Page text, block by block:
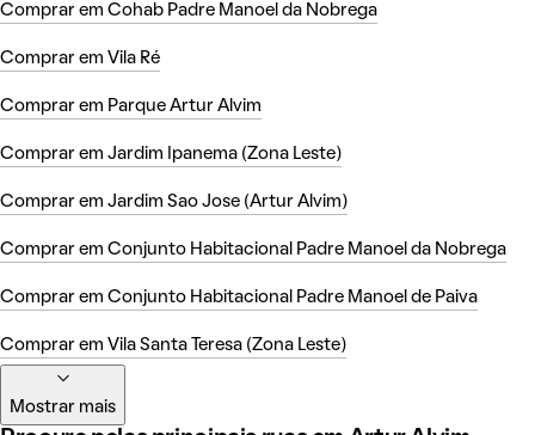
Comprar em Cohab Padre Manoel da Nobrega
Comprar em Vila Ré
Comprar em Parque Artur Alvim
Comprar em Jardim Ipanema (Zona Leste)
Comprar em Jardim Sao Jose (Artur Alvim)
Comprar em Conjunto Habitacional Padre Manoel da Nobrega
Comprar em Conjunto Habitacional Padre Manoel de Paiva
Comprar em Vila Santa Teresa (Zona Leste)
Mostrar mais